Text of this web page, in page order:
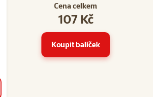
hodnocení: 8
Cena celkem
107 Kč
Koupit balíček